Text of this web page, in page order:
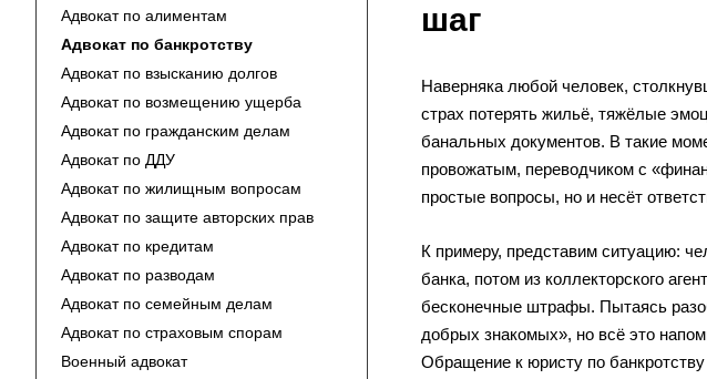
шаг
Наверняка любой человек,
страх потерять жильё, тяжёлые
банальных документов. В такие
провожатым, переводчиком с
простые вопросы, но и несёт
К примеру, представим ситуацию:
банка, потом из коллекторского
бесконечные штрафы. Пытаясь
добрых знакомых», но всё это
Обращение к юристу по банкротству
Адвокат по алиментам
Адвокат по банкротству
Адвокат по взысканию долгов
Адвокат по возмещению ущерба
Адвокат по гражданским делам
Адвокат по ДДУ
Адвокат по жилищным вопросам
Адвокат по защите авторских прав
Адвокат по кредитам
Адвокат по разводам
Адвокат по семейным делам
Адвокат по страховым спорам
Военный адвокат